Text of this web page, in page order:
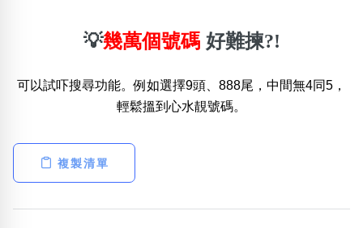
💡幾萬個號碼 好難揀?!
可以試吓搜尋功能。例如選擇9頭、888尾，中間無4同5，
輕鬆搵到心水靚號碼。
複製清單